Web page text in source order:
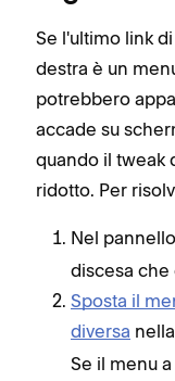
Se l'ultimo link
destra è un
potrebbero
accade su
quando il tweak
ridotto. Per
Nel pannello
discesa che
Sposta il
diversa
Se il menu